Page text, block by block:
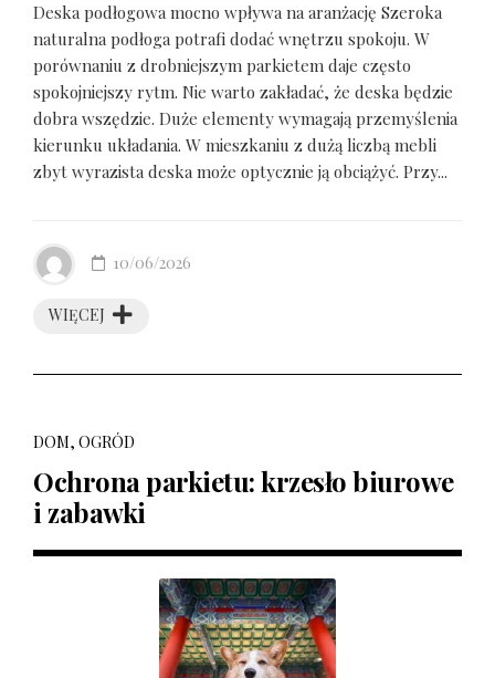
Deska podłogowa mocno wpływa na aranżację Szeroka
naturalna podłoga potrafi dodać wnętrzu spokoju. W
porównaniu z drobniejszym parkietem daje często
spokojniejszy rytm. Nie warto zakładać, że deska będzie
dobra wszędzie. Duże elementy wymagają przemyślenia
kierunku układania. W mieszkaniu z dużą liczbą mebli
zbyt wyrazista deska może optycznie ją obciążyć. Przy...
WIĘCEJ
10/06/2026
DOM, OGRÓD
Ochrona parkietu: krzesło biurowe
i zabawki